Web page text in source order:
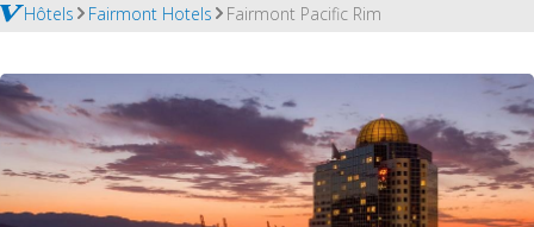
Hôtels Fairmont Hotels Fairmont Pacific Rim